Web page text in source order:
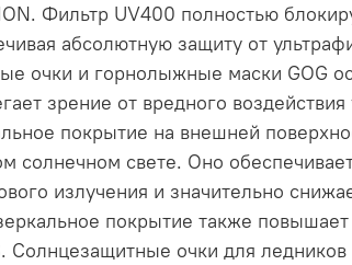
Фильтр UV400 полностью
абсолютную защиту от
очки и горнолыжные маски GOG
зрение от вредного
покрытие на внешней
солнечном свете. Оно
излучения и значительно
покрытие также
Солнцезащитные очки для